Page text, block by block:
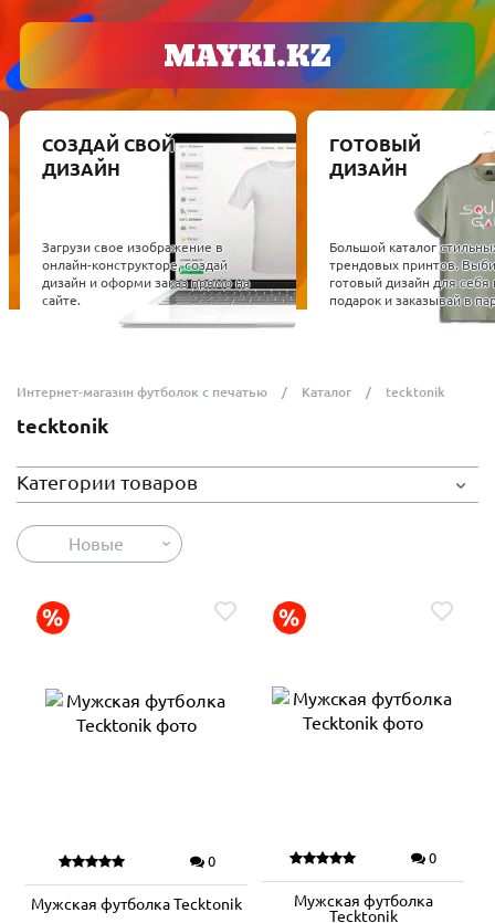
СОЗДАЙ СВОЙ
ДИЗАЙН
Загрузи свое изображение в
онлайн-конструкторе, создай
дизайн и оформи заказ прямо на
сайте.
ГОТОВЫЙ
ДИЗАЙН
Большой каталог
трендовых принтов.
готовый дизайн для себя
подарок и заказывай в
Интернет-магазин футболок с печатью Каталог tecktonik
tecktonik
Категории товаров
Новые
0
Мужская футболка Tecktonik
0
Мужская футболка
Tecktonik